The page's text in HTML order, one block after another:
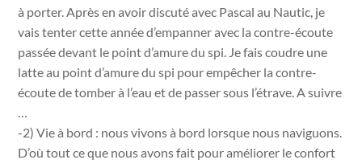
à porter. Après en avoir discuté avec Pascal au Nautic, je
vais tenter cette année d’empanner avec la contre-écoute
passée devant le point d’amure du spi. Je fais coudre une
latte au point d’amure du spi pour empêcher la contre-
écoute de tomber à l’eau et de passer sous l’étrave. A suivre
…
-2) Vie à bord : nous vivons à bord lorsque nous naviguons.
D’où tout ce que nous avons fait pour améliorer le confort